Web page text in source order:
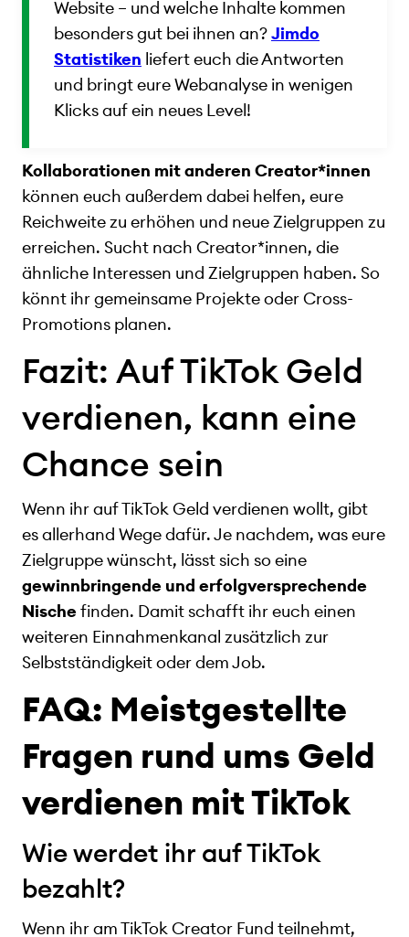
Website – und welche Inhalte kommen
besonders gut bei ihnen an?Jimdo
Statistiken liefert euch die Antworten
und bringt eure Webanalyse in wenigen
Klicks auf ein neues Level!
Kollaborationen mit anderen Creator*innen
können euch außerdem dabei helfen, eure
Reichweite zu erhöhen und neue Zielgruppen zu
erreichen. Sucht nach Creator*innen, die
ähnliche Interessen und Zielgruppen haben. So
könnt ihr gemeinsame Projekte oder Cross-
Promotions planen.
Fazit: Auf TikTok Geld
verdienen, kann eine
Chance sein
Wenn ihr auf TikTok Geld verdienen wollt, gibt
es allerhand Wege dafür. Je nachdem, was eure
Zielgruppe wünscht, lässt sich so eine
gewinnbringende und erfolgversprechende
Nischefinden. Damit schafft ihr euch einen
weiteren Einnahmenkanal zusätzlich zur
Selbstständigkeit oder dem Job.
FAQ: Meistgestellte
Fragen rund ums Geld
verdienen mit TikTok
Wie werdet ihr auf TikTok
bezahlt?
Wenn ihr am TikTok Creator Fund teilnehmt,